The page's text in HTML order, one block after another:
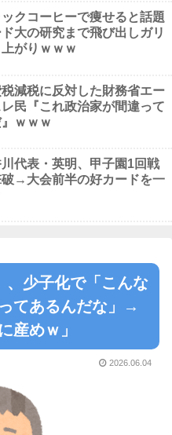
ックコーヒーで痩せると話題
大の研究まで飛び出しガリ
がりｗｗｗ
税減税に反対した財務省エー
民『これ政治家が間違って
ｗｗｗ
川代表・英明、甲子園1回戦
→大会前半の好カードを一
、少子化で「こんな
てあるんだな」→
産めｗ」
2026.06.04